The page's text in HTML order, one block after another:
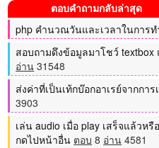
ตอบคำถามกลับล่าสุด
php คำนวณวันและเวลาในการท
สอบถามดึงข้อมูลมาโชว์ textbox
อ่าน 31548
ส่งค่าที่เป็นเท้กบ๊อกอาเรย์จากกา
3903
เล่น audio เมื่อ play เสร็จแล้วห
กดไปหน้าอื่น ตอบ 8 อ่าน 4581